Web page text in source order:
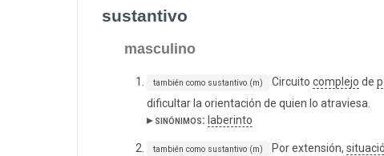
sustantivo
masculino
también como sustantivo (m) Circuito complejo de
dificultar la orientación de quien lo atraviesa.
▸ sinónimos: laberinto
también como sustantivo (m) Por extensión,